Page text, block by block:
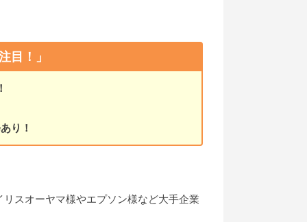
目！」
り！
スオーヤマ様やエプソン様など大手企業